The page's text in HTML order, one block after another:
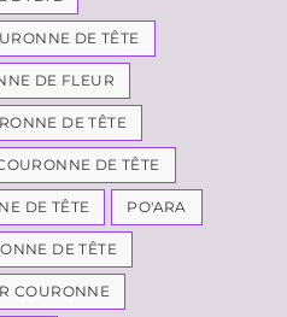
DE TÊTE
DE FLEUR
DE TÊTE
DE TÊTE
DE TÊTE PO'ARA
DE TÊTE
COURONNE